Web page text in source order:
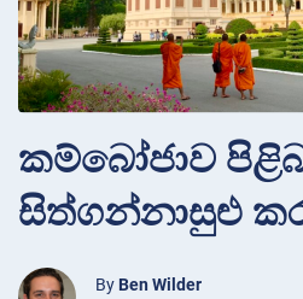
කම්බෝජාව
සිත්ගන්නාසුළු
By Ben Wilder